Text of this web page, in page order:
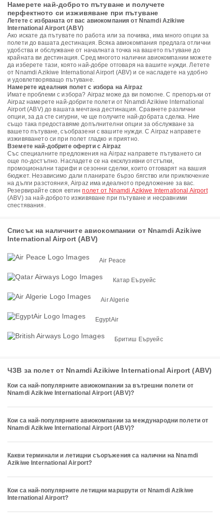
Намерете най-доброто пътуване и получете
перфектното си изживяване при пътуване
Летете с избраната от вас авиокомпания от Nnamdi Azikiwe
International Airport (ABV)
Ако искате да пътувате по работа или за почивка, има много опции за
полети до вашата дестинация. Всяка авиокомпания предлага отлични
удобства и обслужване от началната точка на вашето пътуване до
крайната ви дестинация. Сред многото налични авиокомпании можете
да изберете тази, която най-добре отговаря на вашите нужди. Летете
от Nnamdi Azikiwe International Airport (ABV) и се насладете на удобно
и удовлетворяващо пътуване.
Намерете идеалния полет с избора на Airpaz
Имате проблеми с избора? Airpaz може да ви помогне. С препоръки от
Airpaz намерете най-добрите полети от Nnamdi Azikiwe International
Airport (ABV) до вашата мечтана дестинация. Сравнете различни
опции, за да сте сигурни, че ще получите най-добрата сделка. Ние
също така предоставяме допълнителни опции за обслужване за
вашето пътуване, съобразени с вашите нужди. С Airpaz направете
изживяването си при полет гладко и приятно.
Вземете най-добрите оферти с Airpaz
Със специалните предложения на Airpaz направете пътуването си
още по-достъпно. Насладете се на ексклузивни отстъпки,
промоционални тарифи и сезонни сделки, които отговарят на вашия
бюджет. Независимо дали планирате бързо бягство или приключение
на дълги разстояния, Airpaz има идеалното предложение за вас.
Резервирайте своя евтинполет от Nnamdi Azikiwe International Airport
(ABV) за най-доброто изживяване при пътуване и несравними
спестявания.
Списък на наличните авиокомпании от Nnamdi Azikiwe
International Airport (ABV)
Air Peace
Катар Еъруейс
Air Algerie
EgyptAir
Бритиш Еъруейс
ЧЗВ за полет от Nnamdi Azikiwe International Airport (ABV)
Кои са най-популярните авиокомпании за вътрешни полети от
Nnamdi Azikiwe International Airport (ABV)?
Кои са най-популярните авиокомпании за международни полети от
Nnamdi Azikiwe International Airport (ABV)?
Какви терминали и летищни съоръжения са налични на Nnamdi
Azikiwe International Airport?
Кои са най-популярните летищни маршрути от Nnamdi Azikiwe
International Airport?